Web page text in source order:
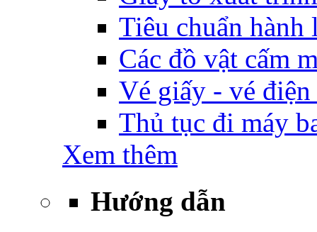
Tiêu chuẩn
Các đồ vật cấm
Vé giấy - vé
Thủ tục đi máy
Xem thêm
Hướng dẫn